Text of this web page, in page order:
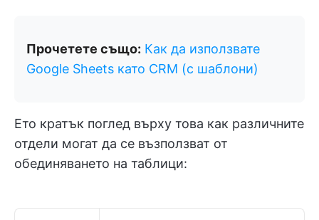
Прочетете също: Как да използвате
Google Sheets като CRM (с шаблони)
Ето кратък поглед върху това как различните
отдели могат да се възползват от
обединяването на таблици: